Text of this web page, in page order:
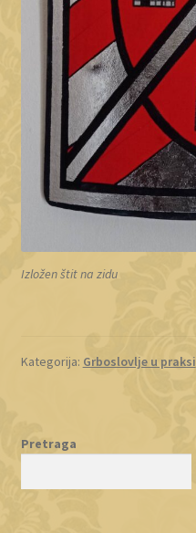
Izložen štit na zidu
Kategorija: Grboslovlje u praksi
Pretraga